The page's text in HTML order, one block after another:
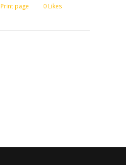
Print page 0Likes